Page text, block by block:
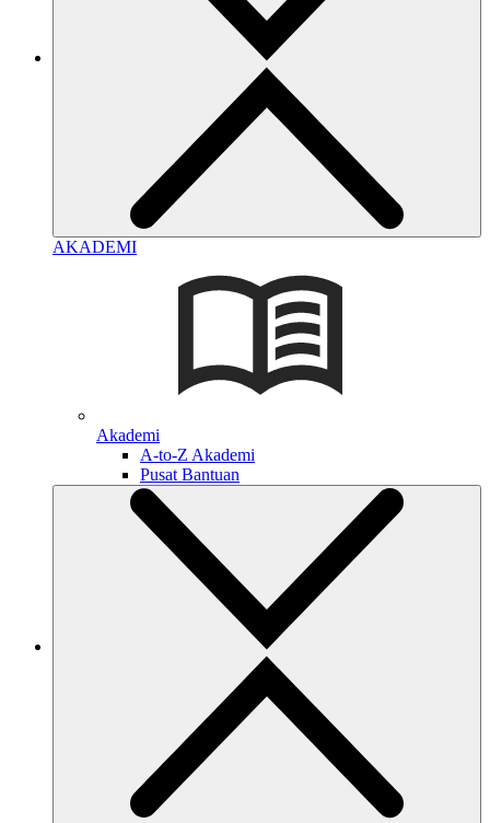
AKADEMI
Akademi
A-to-Z Akademi
Pusat Bantuan